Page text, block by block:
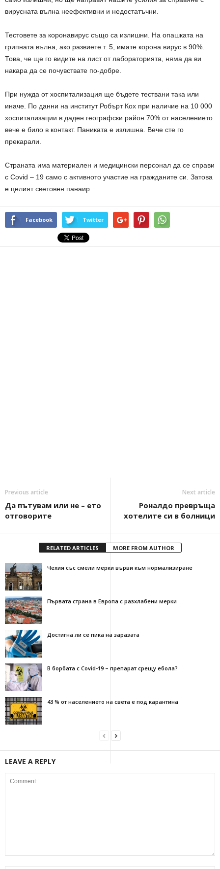
вирусната вълна неефективни и недостатъчни.
Тестовете за коронавирус също са излишни. На опашката на
грипната вълна, ако развиете т. 5, имате корона вирус в 90%.
Това, че ще го видите на лист от лабораторията, няма да ви
накара да се почувствате по-добре.
При нужда от хоспитализация ще бъдете тествани така или
иначе. По данни на институт Робърт Кох при наличие на 10 000
хоспитализации в даден географски район 70% от населението
вече е било в контакт. Паниката е излишна. Вече сте го
прекарали.
Страната има материален и медицински персонал да се справи
с Covid – 19 само с активното участие на гражданите си. Затова
е целият световен панаир.
Facebook Twitter
Previous article
Да пътувам или не – ето
отговорите
Next article
Роналдо превръща
хотелите си в болници
RELATED ARTICLES MORE FROM AUTHOR
Чехия със смели мерки върви към нормализиране
Първата страна в Европа с разхлабени мерки
Достигна ли се пика на заразата
В борбата с Covid-19 – препарат срещу ебола?
43 % от населението на света е под карантина
LEAVE A REPLY